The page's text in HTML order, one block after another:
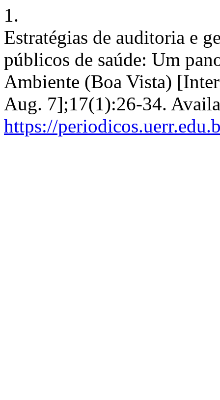
1.
Estratégias de auditoria e
públicos de saúde: Um
Ambiente (Boa Vista)
Aug. 7];17(1):26-34.
https://